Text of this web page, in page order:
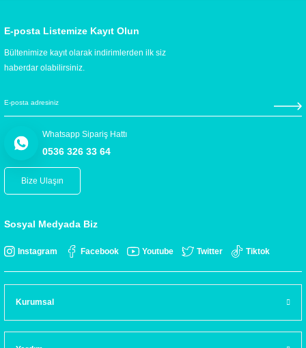
E-posta Listemize Kayıt Olun
Bültenimize kayıt olarak indirimlerden ilk siz
haberdar olabilirsiniz.
Whatsapp Sipariş Hattı
0536 326 33 64
Bize Ulaşın
Sosyal Medyada Biz
Instagram Facebook Youtube Twitter Tiktok
Kurumsal